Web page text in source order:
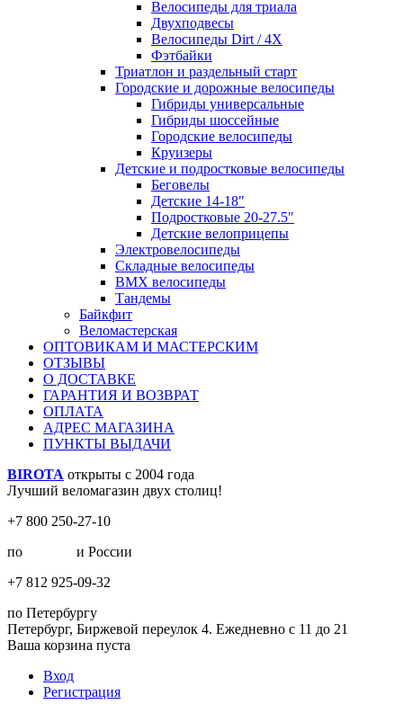
Велосипеды для триала
Двухподвесы
Велосипеды Dirt / 4X
Фэтбайки
Триатлон и раздельный старт
Городские и дорожные велосипеды
Гибриды универсальные
Гибриды шоссейные
Городские велосипеды
Круизеры
Детские и подростковые велосипеды
Беговелы
Детские 14-18"
Подростковые 20-27.5"
Детские велоприцепы
Электровелосипеды
Складные велосипеды
BMX велосипеды
Тандемы
Байкфит
Веломастерская
ОПТОВИКАМ И МАСТЕРСКИМ
ОТЗЫВЫ
О ДОСТАВКЕ
ГАРАНТИЯ И ВОЗВРАТ
ОПЛАТА
АДРЕС МАГАЗИНА
ПУНКТЫ ВЫДАЧИ
BIROTA открыты с 2004 года
Лучший веломагазин двух столиц!
+7 800 250-27-10
по
и России
+7 812 925-09-32
по Петербургу
Петербург, Биржевой переулок 4. Ежедневно с 11 до 21
Ваша корзина пуста
Вход
Регистрация